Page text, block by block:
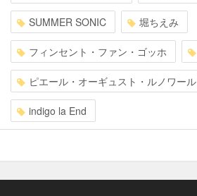
SUMMER SONIC 堀ちえみ
フィンセント・ファン・ゴッホ
ピエール・オーギュスト・ルノワール
indigo la End